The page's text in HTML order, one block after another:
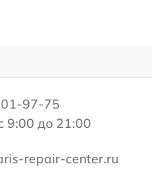
97-75
9:00 до 21:00
repair-center.ru